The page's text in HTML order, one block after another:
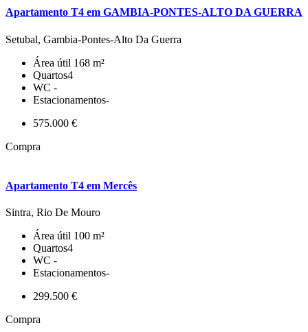
Apartamento T4 em GAMBIA-PONTES-ALTO DA GUERRA
Setubal, Gambia-Pontes-Alto Da Guerra
Área útil 168 m²
Quartos4
WC -
Estacionamentos-
575.000 €
Compra
Apartamento T4 em Mercês
Sintra, Rio De Mouro
Área útil 100 m²
Quartos4
WC -
Estacionamentos-
299.500 €
Compra